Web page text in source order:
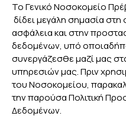
Το Γενικό Νοσοκομείο
δίδει μεγάλη σημασία
ασφάλεια και στην
δεδομένων, υπό
συνεργάζεσθε μαζί μας
υπηρεσιών μας. Πριν
του Νοσοκομείου,
την παρούσα Πολιτική
Δεδομένων.